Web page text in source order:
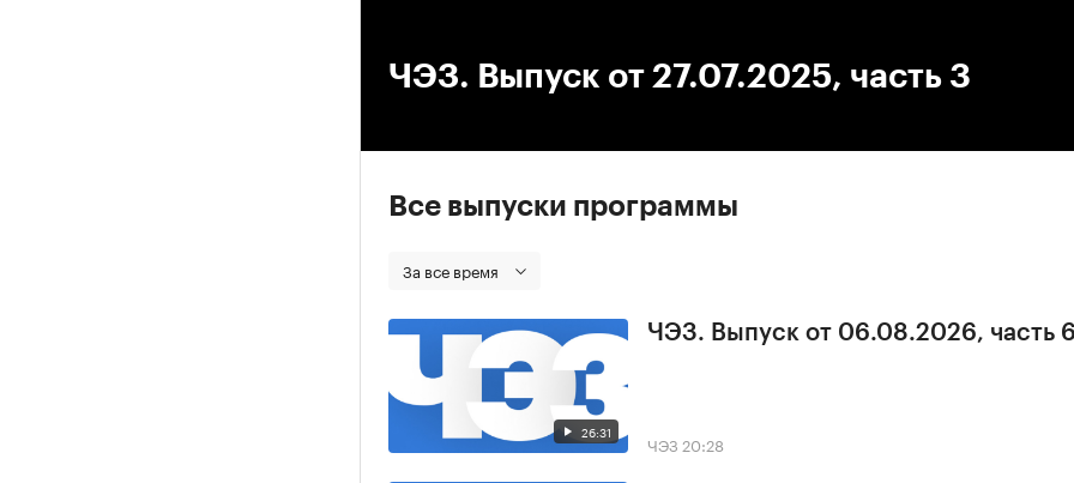
ЧЭЗ. Выпуск от 27.07.2025, часть 3
Все выпуски программы
За все время
26:31
ЧЭЗ. Выпуск от 06.08.2026, часть
ЧЭЗ 20:28